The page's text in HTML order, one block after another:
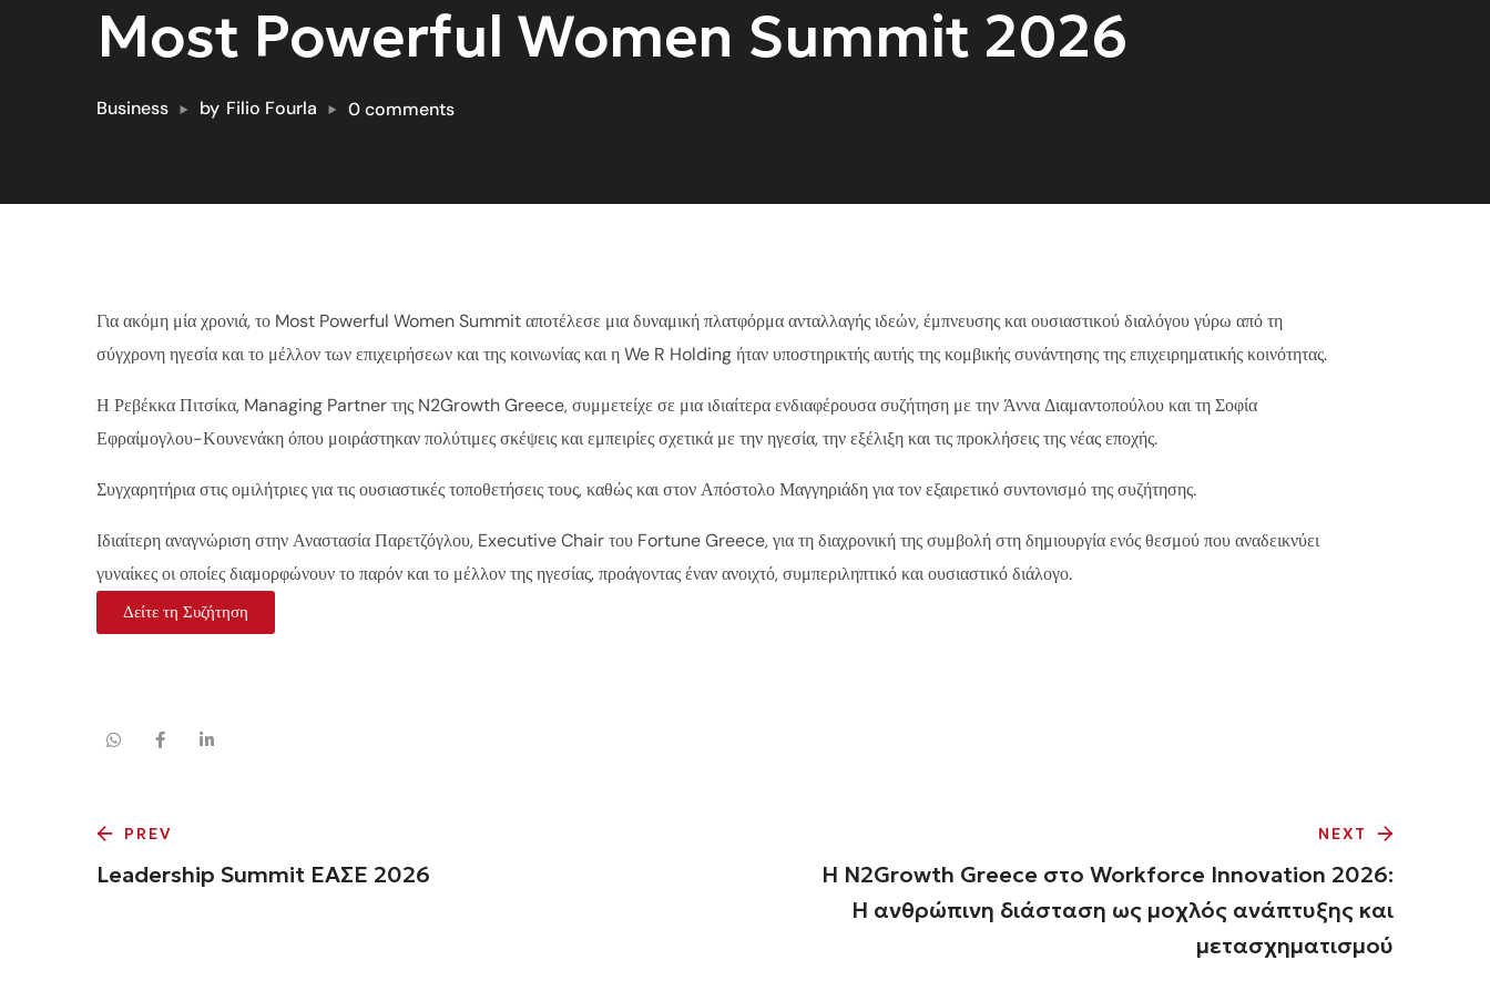
Most Powerful Women Summit 2026
Business by Filio Fourla 0 comments
Για ακόμη μία χρονιά, το Most Powerful Women Summit αποτέλεσε μια δυναμική πλατφόρμα ανταλλαγής ιδεών, έμπνευσης και ουσιαστικού διαλόγου γύρω από τη
σύγχρονη ηγεσία και το μέλλον των επιχειρήσεων και της κοινωνίας και η We R Holding ήταν υποστηρικτής αυτής της κομβικής συνάντησης της επιχειρηματικής κοινότητας.
Η Ρεβέκκα Πιτσίκα, Managing Partner της N2Growth Greece, συμμετείχε σε μια ιδιαίτερα ενδιαφέρουσα συζήτηση με την Άννα Διαμαντοπούλου και τη Σοφία
Εφραίμογλου-Κουνενάκη όπου μοιράστηκαν πολύτιμες σκέψεις και εμπειρίες σχετικά με την ηγεσία, την εξέλιξη και τις προκλήσεις της νέας εποχής.
Συγχαρητήρια στις ομιλήτριες για τις ουσιαστικές τοποθετήσεις τους, καθώς και στον Απόστολο Μαγγηριάδη για τον εξαιρετικό συντονισμό της συζήτησης.
Ιδιαίτερη αναγνώριση στην Αναστασία Παρετζόγλου, Executive Chair του Fortune Greece, για τη διαχρονική της συμβολή στη δημιουργία ενός θεσμού που αναδεικνύει
γυναίκες οι οποίες διαμορφώνουν το παρόν και το μέλλον της ηγεσίας, προάγοντας έναν ανοιχτό, συμπεριληπτικό και ουσιαστικό διάλογο.
Δείτε τη Συζήτηση
PREV
Leadership Summit ΕΑΣΕ 2026
NEXT
Η N2Growth Greece στο Workforce Innovation 2026:
Η ανθρώπινη διάσταση ως μοχλός ανάπτυξης και
μετασχηματισμού